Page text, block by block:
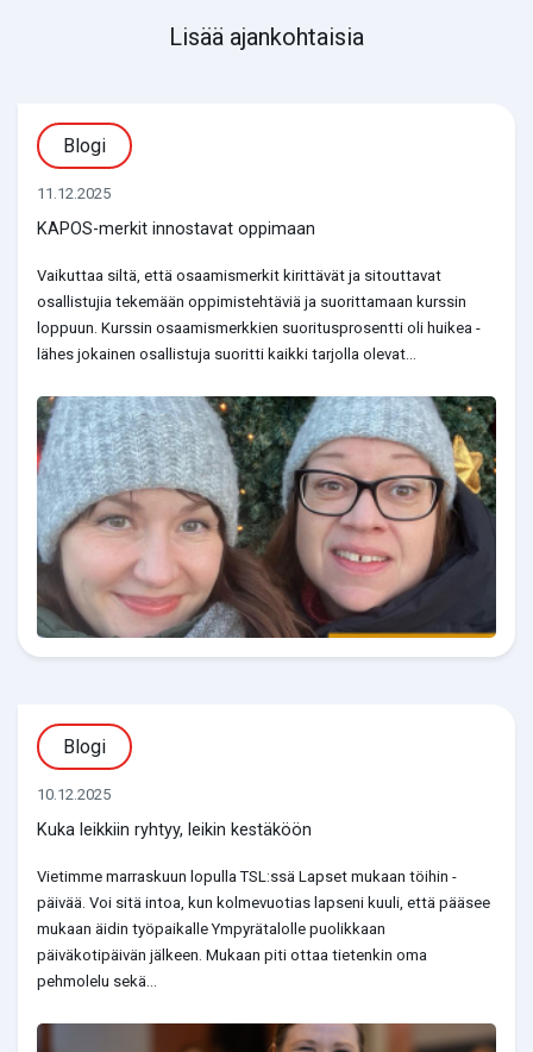
Lisää ajankohtaisia
Blogi
11.12.2025
KAPOS-merkit innostavat oppimaan
Vaikuttaa siltä, että osaamismerkit kirittävät ja sitouttavat
osallistujia tekemään oppimistehtäviä ja suorittamaan kurssin
loppuun. Kurssin osaamismerkkien suoritusprosentti oli huikea -
lähes jokainen osallistuja suoritti kaikki tarjolla olevat...
Blogi
10.12.2025
Kuka leikkiin ryhtyy, leikin kestäköön
Vietimme marraskuun lopulla TSL:ssä Lapset mukaan töihin -
päivää. Voi sitä intoa, kun kolmevuotias lapseni kuuli, että pääsee
mukaan äidin työpaikalle Ympyrätalolle puolikkaan
päiväkotipäivän jälkeen. Mukaan piti ottaa tietenkin oma
pehmolelu sekä...